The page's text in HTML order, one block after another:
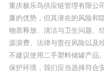
重庆极乐鸟供应链管理有限公
廉的优势，但其潜在的风险和
物质释放、清洁与卫生问题、
源浪费、法律与责任风险以及
不建议使用二手塑料储罐产品
保护环境，我们应当选择符合